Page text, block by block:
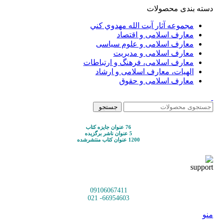
دسته بندی محصولات
مجموعه آثار آيت الله مهدوي كني
معارف اسلامی و اقتصاد
معارف اسلامی و علوم سیاسی
معارف اسلامی و مدیریت
معارف اسلامی، فرهنگ و ارتباطات
الهیات، معارف اسلامی و ارشاد
معارف اسلامی و حقوق
جستجو
76 عنوان جایزه کتاب
5 عنوان ناشر برگزیده
1200 عنوان کتاب منتشرشده
09106067411
66954603- 021
منو